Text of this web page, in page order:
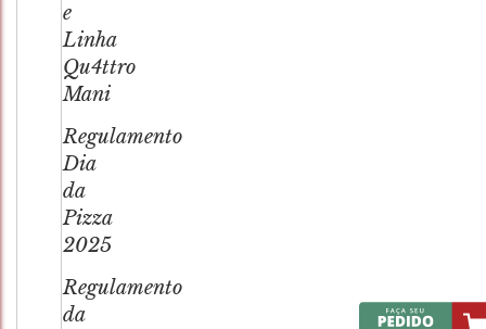
e
Linha
Qu4ttro
Mani
Regulamento
Dia
da
Pizza
2025
Regulamento
da